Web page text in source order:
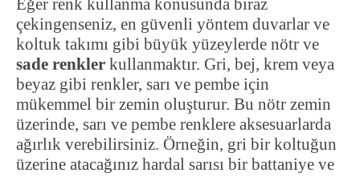
Eğer renk kullanma konusunda biraz
çekingenseniz, en güvenli yöntem duvarlar ve
koltuk takımı gibi büyük yüzeylerde nötr ve
sade renkler kullanmaktır. Gri, bej, krem veya
beyaz gibi renkler, sarı ve pembe için
mükemmel bir zemin oluşturur. Bu nötr zemin
üzerinde, sarı ve pembe renklere aksesuarlarda
ağırlık verebilirsiniz. Örneğin, gri bir koltuğun
üzerine atacağınız hardal sarısı bir battaniye ve